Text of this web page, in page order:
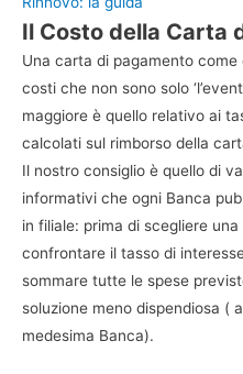
Il Costo della Carta
Una carta di pagamento come
costi che non sono solo
maggiore è quello relativo ai
calcolati sul rimborso della
Il nostro consiglio è quello di
informativi che ogni Banca
in filiale: prima di scegliere
confrontare il tasso di
sommare tutte le spese
soluzione meno dispendiosa (
medesima Banca).